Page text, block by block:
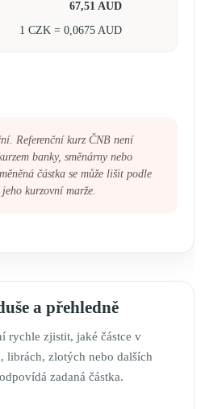
67,51 AUD
1 CZK = 0,0675 AUD
Referenční kurz ČNB není
banky, směnárny nebo
částka se může lišit podle
kurzovní marže.
a přehledně
rychle zjistit, jaké částce v
librách, zlotých nebo dalších
zadaná částka.